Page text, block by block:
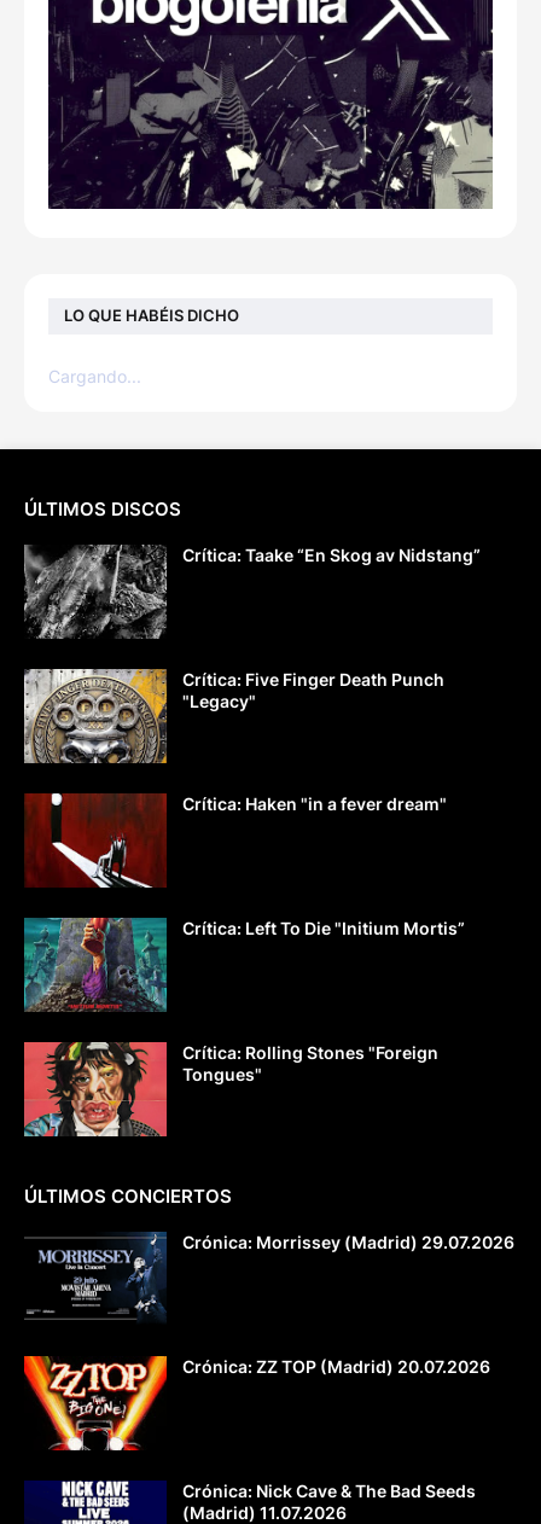
LO QUE HABÉIS DICHO
Cargando...
ÚLTIMOS DISCOS
Crítica: Taake “En Skog av Nidstang”
Crítica: Five Finger Death Punch
"Legacy"
Crítica: Haken "in a fever dream"
Crítica: Left To Die "Initium Mortis”
Crítica: Rolling Stones "Foreign
Tongues"
ÚLTIMOS CONCIERTOS
Crónica: Morrissey (Madrid) 29.07.2026
Crónica: ZZ TOP (Madrid) 20.07.2026
Crónica: Nick Cave & The Bad Seeds
(Madrid) 11.07.2026